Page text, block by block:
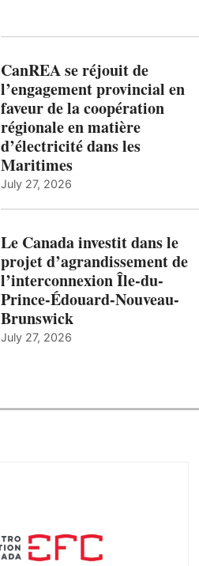
CanREA se réjouit de
l’engagement provincial en
faveur de la coopération
régionale en matière
d’électricité dans les
Maritimes
July 27, 2026
Le Canada investit dans le
projet d’agrandissement de
l’interconnexion Île-du-
Prince-Édouard-Nouveau-
Brunswick
July 27, 2026